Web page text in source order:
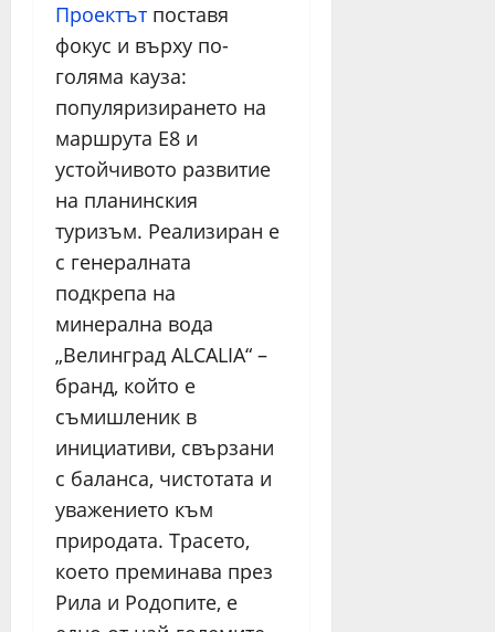
Проектът поставя
фокус и върху по-
голяма кауза:
популяризирането на
маршрута Е8 и
устойчивото развитие
на планинския
туризъм. Реализиран е
с генералната
подкрепа на
минерална вода
„Велинград ALCALIA“ –
бранд, който е
съмишленик в
инициативи, свързани
с баланса, чистотата и
уважението към
природата. Трасето,
което преминава през
Рила и Родопите, е